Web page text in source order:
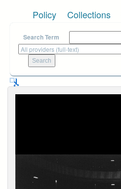
Policy Collections
Search Term